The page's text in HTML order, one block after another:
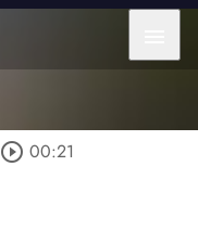
play_circle_outline 00:21